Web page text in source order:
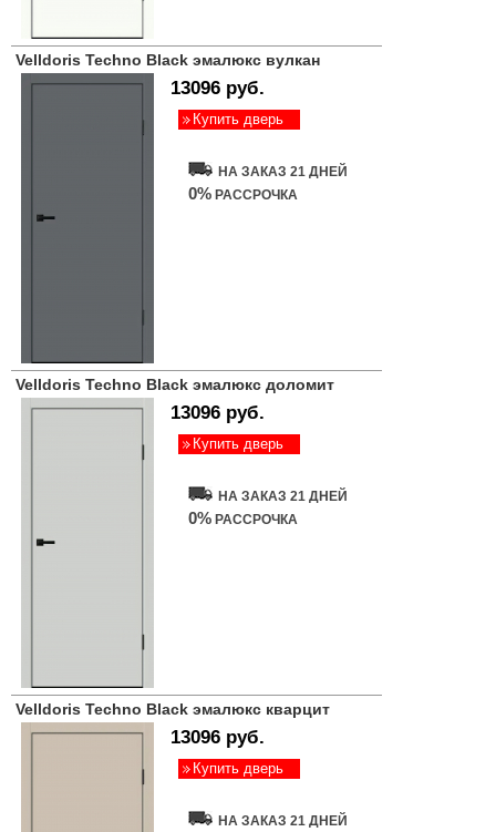
Velldoris Techno Black эмалюкс вулкан
13096 руб.
Купить дверь
НА ЗАКАЗ 21 ДНЕЙ
0% РАССРОЧКА
Velldoris Techno Black эмалюкс доломит
13096 руб.
Купить дверь
НА ЗАКАЗ 21 ДНЕЙ
0% РАССРОЧКА
Velldoris Techno Black эмалюкс кварцит
13096 руб.
Купить дверь
НА ЗАКАЗ 21 ДНЕЙ